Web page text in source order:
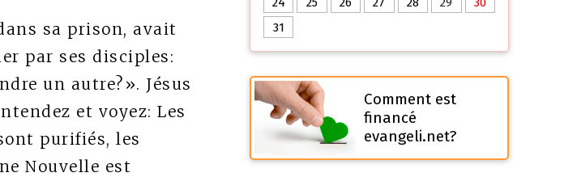
sa prison, avait
par ses disciples:
un autre?». Jésus
et voyez: Les
purifiés, les
Nouvelle est
31
Comment est
financé
evangeli.net?